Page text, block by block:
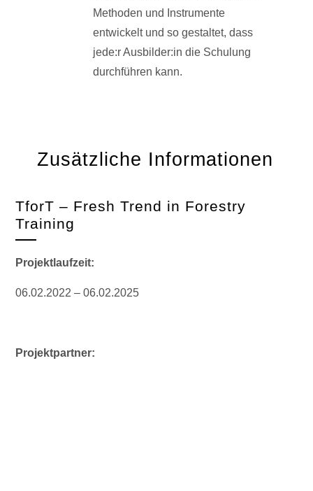
Methoden und Instrumente
entwickelt und so gestaltet, dass
jede:r Ausbilder:in die Schulung
durchführen kann.
Zusätzliche Informationen
TforT – Fresh Trend in Forestry
Training
Projektlaufzeit:
06.02.2022 – 06.02.2025
Projektpartner: